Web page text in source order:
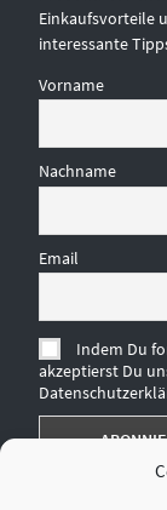
Einkaufsvorteile
interessante
Vorname
Nachname
Email
Indem Du
akzeptierst Du